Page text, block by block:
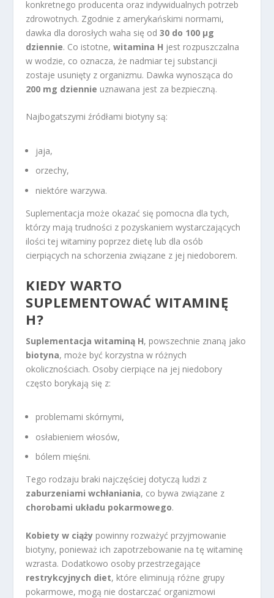
konkretnego producenta oraz indywidualnych potrzeb
zdrowotnych. Zgodnie z amerykańskimi normami,
dawka dla dorosłych waha się od30 do 100 µg
dziennie. Co istotne,witamina H jest rozpuszczalna
w wodzie, co oznacza, że nadmiar tej substancji
zostaje usunięty z organizmu. Dawka wynosząca do
200 mg dziennie uznawana jest za bezpieczną.
Najbogatszymi źródłami biotyny są:
jaja,
orzechy,
niektóre warzywa.
Suplementacja może okazać się pomocna dla tych,
którzy mają trudności z pozyskaniem wystarczających
ilości tej witaminy poprzez dietę lub dla osób
cierpiących na schorzenia związane z jej niedoborem.
KIEDY WARTO
SUPLEMENTOWAĆ WITAMINĘ
H?
Suplementacja witaminą H, powszechnie znaną jako
biotyna, może być korzystna w różnych
okolicznościach. Osoby cierpiące na jej niedobory
często borykają się z:
problemami skórnymi,
osłabieniem włosów,
bólem mięśni.
Tego rodzaju braki najczęściej dotyczą ludzi z
zaburzeniami wchłaniania, co bywa związane z
chorobami układu pokarmowego.
Kobiety w ciąży powinny rozważyć przyjmowanie
biotyny, ponieważ ich zapotrzebowanie na tę witaminę
wzrasta. Dodatkowo osoby przestrzegające
restrykcyjnych diet, które eliminują różne grupy
pokarmowe, mogą nie dostarczać organizmowi